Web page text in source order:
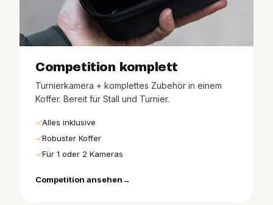
Competition komplett
Turnierkamera + komplettes Zubehör in einem
Koffer. Bereit für Stall und Turnier.
Alles inklusive
Robuster Koffer
Für 1 oder 2 Kameras
Competition ansehen